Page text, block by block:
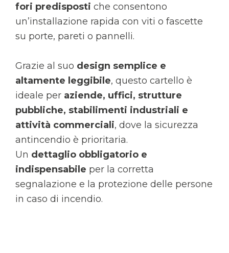
fori predisposti che consentono
un’installazione rapida con viti o fascette
su porte, pareti o pannelli.
Grazie al suo design semplice e
altamente leggibile, questo cartello è
ideale per aziende, uffici, strutture
pubbliche, stabilimenti industriali e
attività commerciali, dove la sicurezza
antincendio è prioritaria.
Un dettaglio obbligatorio e
indispensabile per la corretta
segnalazione e la protezione delle persone
in caso di incendio.